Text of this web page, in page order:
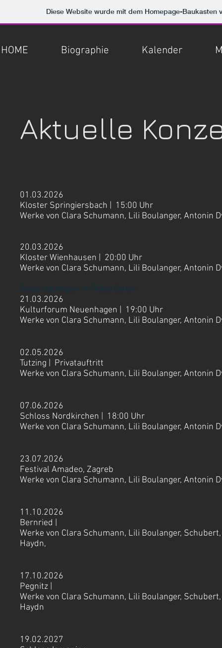
Diese Website wurde mit dem Homepage-Baukasten
HOME Biographie Kalender
Aktuelle
01.03.2026
Kloster Springiersbach | 15:00 Uhr
Werke von Clara Schumann, Lili Boulanger, Antonin
20.03.2026
Kloster Wienhausen | 20:00 Uhr
Werke von Clara Schumann, Lili Boulanger, Antonin
Gelius und Wagner |In Rilkes Garten
21.03.2026
Kulturforum Neuenhagen | 19:00 Uhr
Werke von Clara Schumann, Lili Boulanger, Antonin
02.05.2026
Tutzing | Privatauftritt
Werke von Clara Schumann, Lili Boulanger, Antonin
07.06.2026
Schloss Nordkirchen | 18:00 Uhr
Werke von Clara Schumann, Lili Boulanger, Antonin
23.07.2026
Festival Amadeo, Zagreb
Werke von Clara Schumann, Lili Boulanger, Antonin
11.10.2026
Bernried |
Werke von Clara Schumann, Lili Boulanger,
Haydn,
17.10.2026
Pegnitz |
Werke von Clara Schumann, Lili Boulanger,
Haydn
19.02.2027